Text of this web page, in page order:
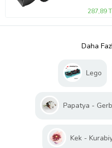
287,89
Daha
Lego
Papatya -
Kek -